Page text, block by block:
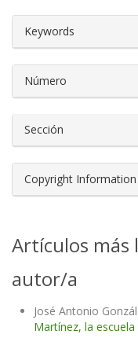
Keywords
Número
Sección
Copyright Information
Artículos más
autor/a
José Antonio
Martínez, la